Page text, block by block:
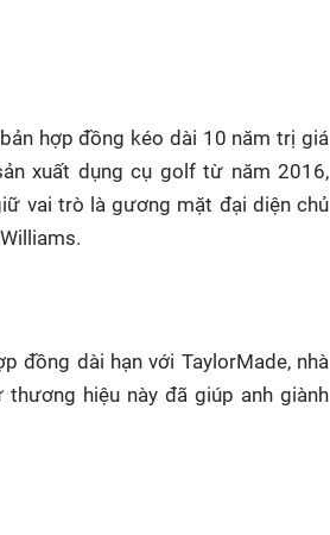
hợp đồng kéo dài 10 năm trị giá
xuất dụng cụ golf từ năm 2016,
vai trò là gương mặt đại diện chủ
đồng dài hạn với TaylorMade, nhà
hiệu này đã giúp anh giành